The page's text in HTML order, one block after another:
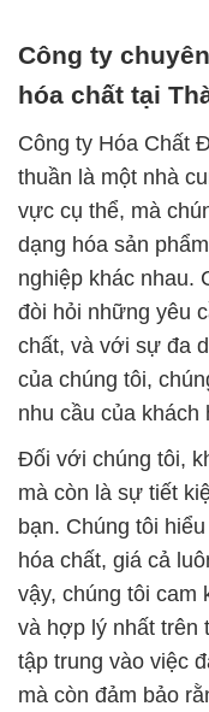
Công ty
hóa chất tại
Công ty Hóa Chất
thuần là một nhà
vực cụ thể, mà
dạng hóa sản
nghiệp khác nhau.
đòi hỏi những yêu
chất, và với sự đa
của chúng tôi,
nhu cầu của khách
Đối với chúng tôi,
mà còn là sự tiết
bạn. Chúng tôi
hóa chất, giá cả
vậy, chúng tôi cam
và hợp lý nhất trên
tập trung vào việc
mà còn đảm bảo